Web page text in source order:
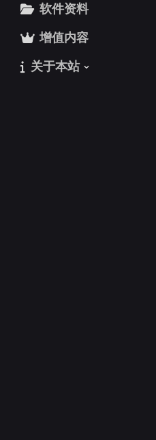
软件资料
增值内容
关于本站
软件资料
增值内容
关于本站